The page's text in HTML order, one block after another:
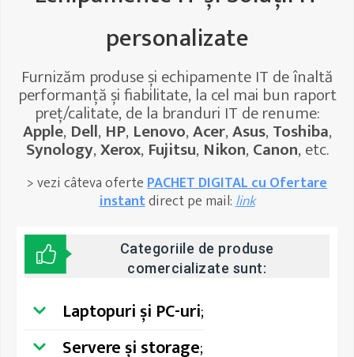
personalizate
Furnizăm produse și echipamente IT de înaltă
performanță și fiabilitate, la cel mai bun raport
preț/calitate, de la branduri IT de renume:
Apple, Dell, HP, Lenovo,Acer,Asus, Toshiba,
Synology,Xerox, Fujitsu, Nikon, Canon, etc.
> vezi câteva ofertePACHET DIGITAL cu Ofertare
instantdirect pe mail:link
Categoriile de produse
comercializate sunt:
Laptopuri și PC-uri;
Servere și storage;